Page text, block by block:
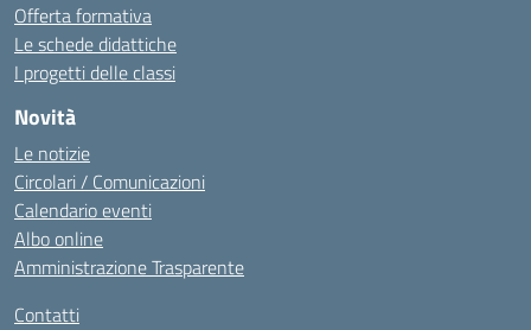
Offerta formativa
Le schede didattiche
I progetti delle classi
Novità
Le notizie
Circolari / Comunicazioni
Calendario eventi
Albo online
Amministrazione Trasparente
Contatti